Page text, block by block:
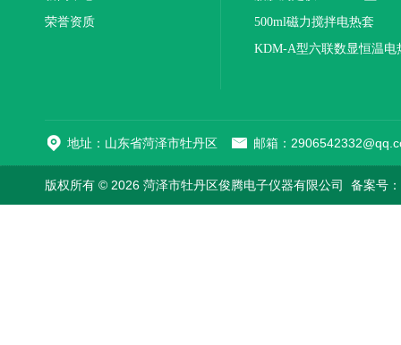
荣誉资质
500ml磁力搅拌电热套
KDM-A型六联数显恒温电
地址：山东省菏泽市牡丹区 邮箱：
版权所有 © 2026 菏泽市牡丹区俊腾电子仪器有限公司 备案号